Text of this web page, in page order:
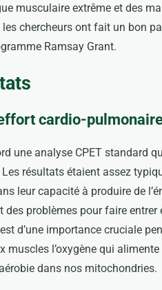
musculaire extrême et des
chercheurs ont fait un bon
Ramsay Grant.
cardio-
une analyse CPET standard
Les résultats étaient assez
leur capacité à produire de
des problèmes pour faire
d’une importance cruciale
muscles l’oxygène qui
dans nos mitochondries.